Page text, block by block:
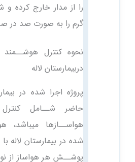
را از مدار خارج کرده
گرم را به صورت صد در
نحوه کنترل
د‌ربیمارستان لاله
پروژه اجرا شده در
حاضر شــامل
هواســازها میباشد،
شده در بیمارستان لاله
پوشــش هر هواساز از